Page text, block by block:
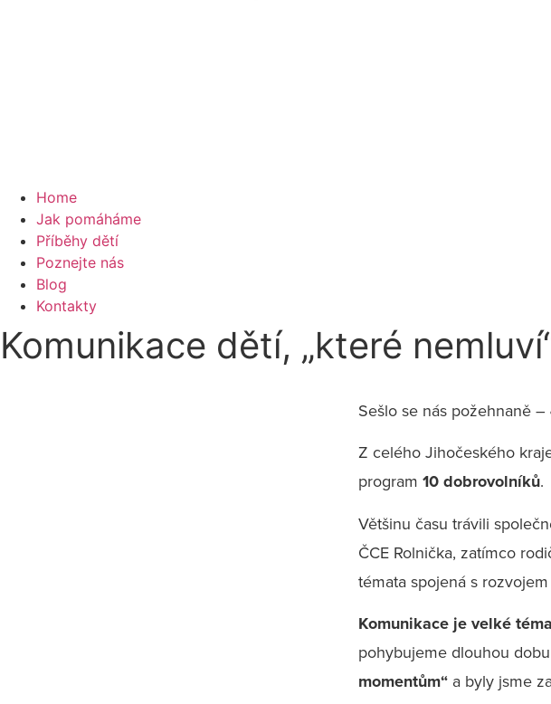
Home
Jak pomáháme
Příběhy dětí
Poznejte nás
Blog
Kontakty
Komunikace dětí, „které
Sešlo se nás požehnaně –
Z celého Jihočeského
program 10 dobrovolníků.
Většinu času trávili
ČCE Rolnička, zatímco
témata spojená s
Komunikace je velké téma
pohybujeme dlouhou
momentům“ a byly jsme